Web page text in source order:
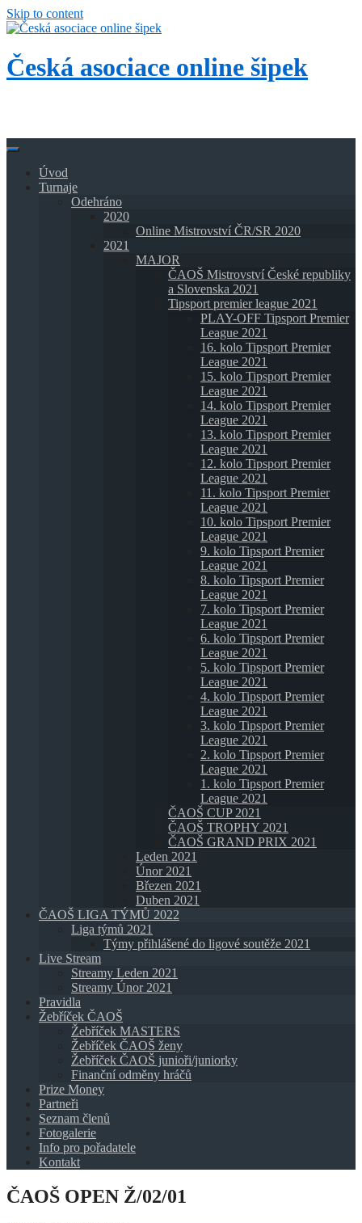
Skip to content
Česká asociace online šipek
Úvod
Turnaje
Odehráno
2020
Online Mistrovství ČR/SR 2020
2021
MAJOR
ČAOŠ Mistrovství České republiky
a Slovenska 2021
Tipsport premier league 2021
PLAY-OFF Tipsport Premier
League 2021
16. kolo Tipsport Premier
League 2021
15. kolo Tipsport Premier
League 2021
14. kolo Tipsport Premier
League 2021
13. kolo Tipsport Premier
League 2021
12. kolo Tipsport Premier
League 2021
11. kolo Tipsport Premier
League 2021
10. kolo Tipsport Premier
League 2021
9. kolo Tipsport Premier
League 2021
8. kolo Tipsport Premier
League 2021
7. kolo Tipsport Premier
League 2021
6. kolo Tipsport Premier
League 2021
5. kolo Tipsport Premier
League 2021
4. kolo Tipsport Premier
League 2021
3. kolo Tipsport Premier
League 2021
2. kolo Tipsport Premier
League 2021
1. kolo Tipsport Premier
League 2021
ČAOŠ CUP 2021
ČAOŠ TROPHY 2021
ČAOŠ GRAND PRIX 2021
Leden 2021
Únor 2021
Březen 2021
Duben 2021
ČAOŠ LIGA TÝMŮ 2022
Liga týmů 2021
Týmy přihlášené do ligové soutěže 2021
Live Stream
Streamy Leden 2021
Streamy Únor 2021
Pravidla
Žebříček ČAOŠ
Žebříček MASTERS
Žebříček ČAOŠ ženy
Žebříček ČAOŠ junioři/juniorky
Finanční odměny hráčů
Prize Money
Partneři
Seznam členů
Fotogalerie
Info pro pořadatele
Kontakt
ČAOŠ OPEN Ž/02/01